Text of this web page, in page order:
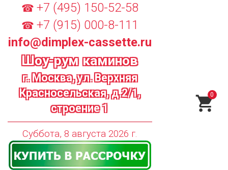
☎ +7 (495) 150-52-58
☎ +7 (915) 000-8-111
info@dimplex-cassette.ru
Шоу-рум каминов
г. Москва, ул. Верхняя
Красносельская, д.2/1,
строение 1
Суббота, 8 августа 2026 г.
0